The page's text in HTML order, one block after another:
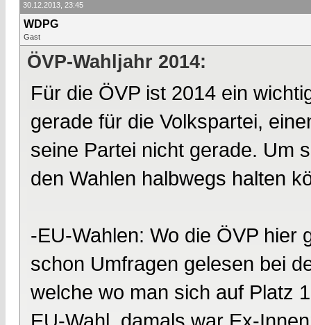
30.12.2013, 23:45
WDPG
Gast
ÖVP-Wahljahr 2014:
Für die ÖVP ist 2014 ein
gerade für die Volkspartei,
seine Partei nicht gerade. Um
den Wahlen halbwegs halten
-EU-Wahlen: Wo die ÖVP hier
schon Umfragen gelesen bei
welche wo man sich auf Platz